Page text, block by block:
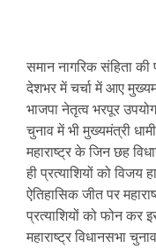
समान नागरिक संहिता
देशभर में चर्चा में आए
भाजपा नेतृत्व भरपूर
चुनाव में भी मुख्यमंत्री
महाराष्ट्र के जिन छह
ही प्रत्याशियों को विजय
ऐतिहासिक जीत पर
प्रत्याशियों को फोन कर
महाराष्ट्र विधानसभा